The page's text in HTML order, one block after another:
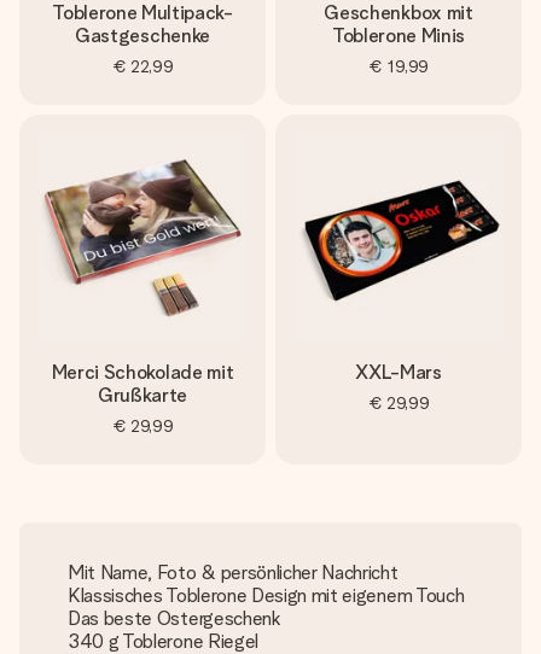
Toblerone Multipack-
Gastgeschenke
€ 22,99
Geschenkbox mit
Toblerone Minis
€ 19,99
Merci Schokolade mit
Grußkarte
€ 29,99
XXL-Mars
€ 29,99
Mit Name, Foto & persönlicher Nachricht
Klassisches Toblerone Design mit eigenem Touch
Das beste Ostergeschenk
340 g Toblerone Riegel